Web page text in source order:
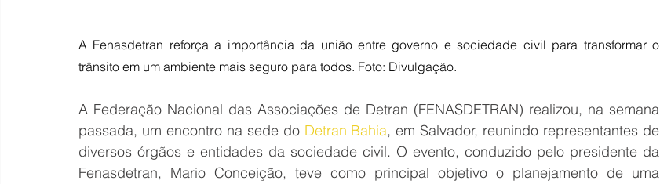
A Fenasdetran reforça a importância da união entre governo e sociedade civil para transformar o
trânsito em um ambiente mais seguro para todos. Foto: Divulgação.
A Federação Nacional das Associações de Detran (FENASDETRAN) realizou, na semana
passada, um encontro na sede do Detran Bahia, em Salvador, reunindo representantes de
diversos órgãos e entidades da sociedade civil. O evento, conduzido pelo presidente da